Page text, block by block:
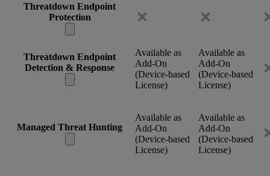
Threatdown Endpoint
Protection
Threatdown Endpoint
Detection & Response
Available as
Add-On
(Device-based
License)
Available as
Add-On
(Device-based
License)
Managed Threat Hunting
Available as
Add-On
(Device-based
License)
Available as
Add-On
(Device-based
License)